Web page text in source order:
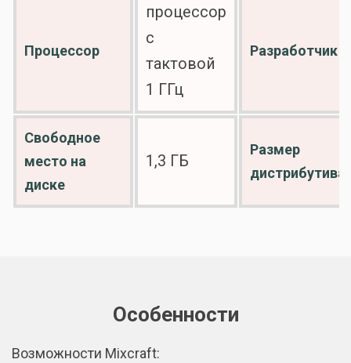
Процессор
процессор
с
тактовой
1 ГГц
Разработчик
Свободное
место на
диске
1,3 ГБ
Размер
дистрибутива
Особенности
Возможности Mixcraft: